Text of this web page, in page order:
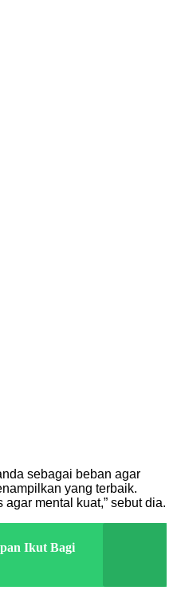
sebagai beban agar
yang terbaik.
mental kuat,” sebut dia.
Ikut Bagi